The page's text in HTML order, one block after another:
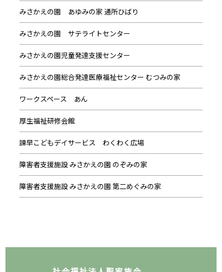
みさかえの園 あゆみの家 通所ひばり
みさかえの園 サテライトセンター
みさかえの園児童発達支援センター
みさかえの園総合発達医療福祉センター むつみの家
ワークスペース あん
厚生福祉研修会館
諫早こどもデイサービス わくわく広場
障害者支援施設 みさかえの園 のぞみの家
障害者支援施設 みさかえの園 第二めぐみの家